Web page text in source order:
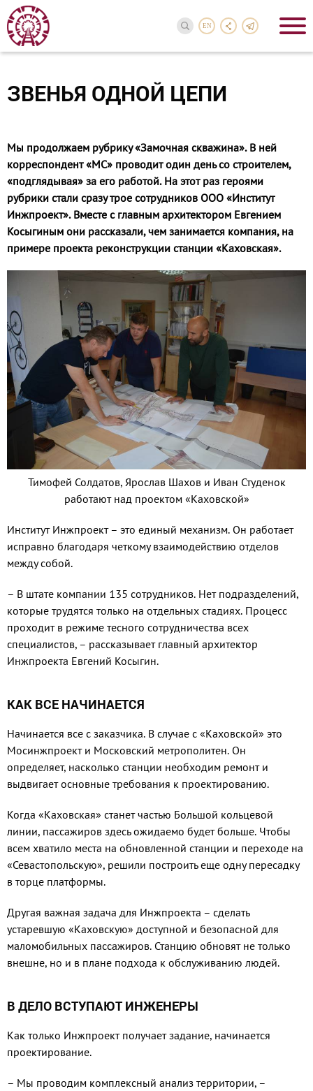
EN
ЗВЕНЬЯ ОДНОЙ ЦЕПИ
Мы продолжаем рубрику «Замочная скважина». В ней
корреспондент «МС» проводит один день со строителем,
«подглядывая» за его работой. На этот раз героями
рубрики стали сразу трое сотрудников ООО «Институт
Инжпроект». Вместе с главным архитектором Евгением
Косыгиным они рассказали, чем занимается компания, на
примере проекта реконструкции станции «Каховская».
Тимофей Солдатов, Ярослав Шахов и Иван Студенок
работают над проектом «Каховской»
Институт Инжпроект – это единый механизм. Он работает
исправно благодаря четкому взаимодействию отделов
между собой.
– В штате компании 135 сотрудников. Нет подразделений,
которые трудятся только на отдельных стадиях. Процесс
проходит в режиме тесного сотрудничества всех
специалистов, – рассказывает главный архитектор
Инжпроекта Евгений Косыгин.
КАК ВСЕ НАЧИНАЕТСЯ
Начинается все с заказчика. В случае с «Каховской» это
Мосинжпроект и Московский метрополитен. Он
определяет, насколько станции необходим ремонт и
выдвигает основные требования к проектированию.
Когда «Каховская» станет частью Большой кольцевой
линии, пассажиров здесь ожидаемо будет больше. Чтобы
всем хватило места на обновленной станции и переходе на
«Севастопольскую», решили построить еще одну пересадку
в торце платформы.
Другая важная задача для Инжпроекта – сделать
устаревшую «Каховскую» доступной и безопасной для
маломобильных пассажиров. Станцию обновят не только
внешне, но и в плане подхода к обслуживанию людей.
В ДЕЛО ВСТУПАЮТ ИНЖЕНЕРЫ
Как только Инжпроект получает задание, начинается
проектирование.
– Мы проводим комплексный анализ территории, –